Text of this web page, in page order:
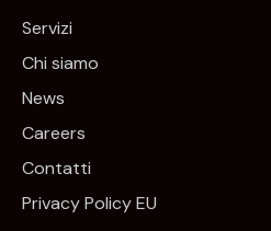
Servizi
Chi siamo
News
Careers
Contatti
Privacy Policy EU